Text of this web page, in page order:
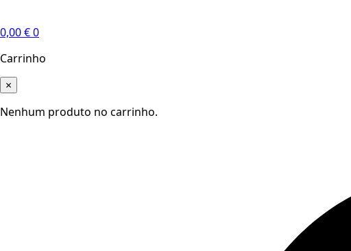
0,00€0
Carrinho
×
Nenhum produto no carrinho.